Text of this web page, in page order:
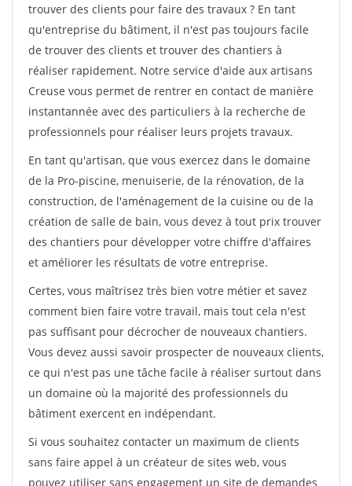
trouver des clients pour faire des travaux ? En tant
qu'entreprise du bâtiment, il n'est pas toujours facile
de trouver des clients et trouver des chantiers à
réaliser rapidement. Notre service d'aide aux artisans
Creuse vous permet de rentrer en contact de manière
instantannée avec des particuliers à la recherche de
professionnels pour réaliser leurs projets travaux.
En tant qu'artisan, que vous exercez dans le domaine
de la Pro-piscine, menuiserie, de la rénovation, de la
construction, de l'aménagement de la cuisine ou de la
création de salle de bain, vous devez à tout prix trouver
des chantiers pour développer votre chiffre d'affaires
et améliorer les résultats de votre entreprise.
Certes, vous maîtrisez très bien votre métier et savez
comment bien faire votre travail, mais tout cela n'est
pas suffisant pour décrocher de nouveaux chantiers.
Vous devez aussi savoir prospecter de nouveaux clients,
ce qui n'est pas une tâche facile à réaliser surtout dans
un domaine où la majorité des professionnels du
bâtiment exercent en indépendant.
Si vous souhaitez contacter un maximum de clients
sans faire appel à un créateur de sites web, vous
pouvez utiliser sans engagement un site de demandes